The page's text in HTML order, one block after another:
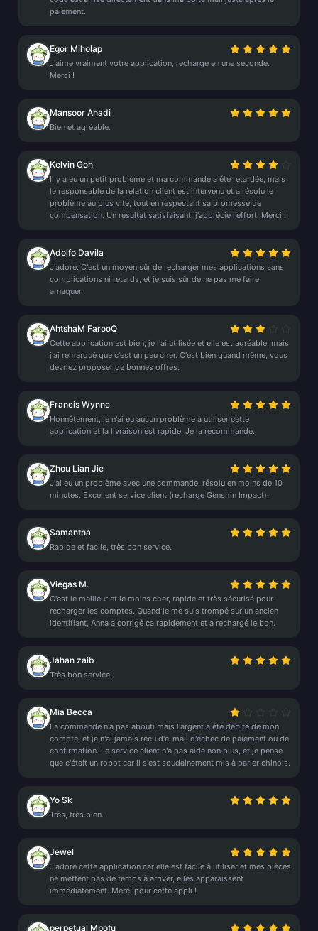
paiement.
Egor Miholap
J'aime vraiment votre application, recharge en une seconde.
Merci !
Mansoor Ahadi
Bien et agréable.
Kelvin Goh
Il y a eu un petit problème et ma commande a été retardée, mais
le responsable de la relation client est intervenu et a résolu le
problème au plus vite, tout en respectant sa promesse de
compensation. Un résultat satisfaisant, j'apprécie l'effort. Merci !
Adolfo Davila
J'adore. C'est un moyen sûr de recharger mes applications sans
complications ni retards, et je suis sûr de ne pas me faire
arnaquer.
AhtshaM FarooQ
Cette application est bien, je l'ai utilisée et elle est agréable, mais
j'ai remarqué que c'est un peu cher. C'est bien quand même, vous
devriez proposer de bonnes offres.
Francis Wynne
Honnêtement, je n'ai eu aucun problème à utiliser cette
application et la livraison est rapide. Je la recommande.
Zhou Lian Jie
J'ai eu un problème avec une commande, résolu en moins de 10
minutes. Excellent service client (recharge Genshin Impact).
Samantha
Rapide et facile, très bon service.
Viegas M.
C'est le meilleur et le moins cher, rapide et très sécurisé pour
recharger les comptes. Quand je me suis trompé sur un ancien
identifiant, Anna a corrigé ça rapidement et a rechargé le bon.
Jahan zaib
Très bon service.
Mia Becca
La commande n'a pas abouti mais l'argent a été débité de mon
compte, et je n'ai jamais reçu d'e-mail d'échec de paiement ou de
confirmation. Le service client n'a pas aidé non plus, et je pense
que c'était un robot car il s'est soudainement mis à parler chinois.
Yo Sk
Très, très bien.
Jewel
J'adore cette application car elle est facile à utiliser et mes pièces
ne mettent pas de temps à arriver, elles apparaissent
immédiatement. Merci pour cette appli !
perpetual Mpofu